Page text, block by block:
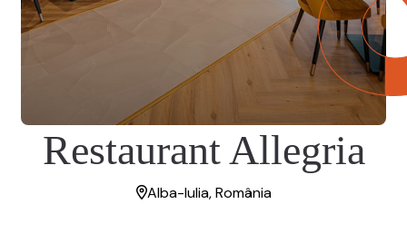
Restaurant Allegria
Alba-Iulia, România